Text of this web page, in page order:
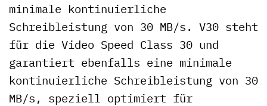
minimale kontinuierliche
Schreibleistung von 30 MB/s. V30 steht
für die Video Speed Class 30 und
garantiert ebenfalls eine minimale
kontinuierliche Schreibleistung von 30
MB/s, speziell optimiert für